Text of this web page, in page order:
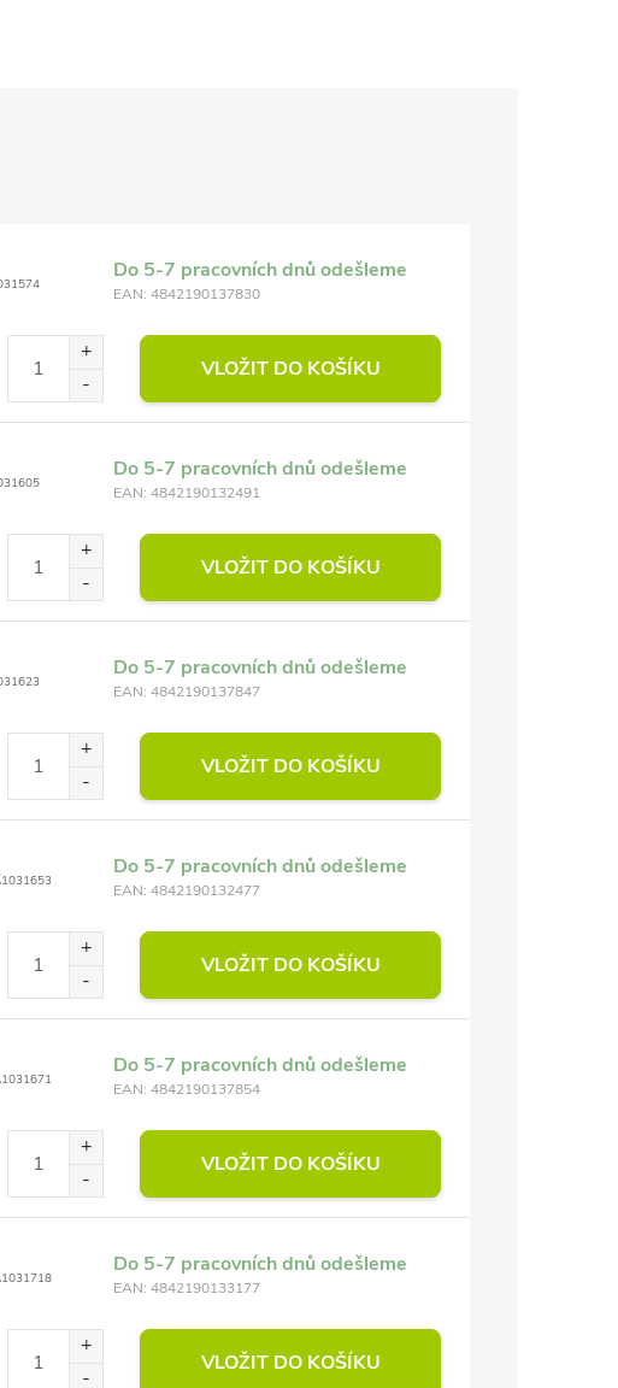
Do 5-7 pracovních dnů odešleme
EAN: 4842190137830
VLOŽIT DO KOŠÍKU
Do 5-7 pracovních dnů odešleme
EAN: 4842190132491
VLOŽIT DO KOŠÍKU
Do 5-7 pracovních dnů odešleme
EAN: 4842190137847
VLOŽIT DO KOŠÍKU
Do 5-7 pracovních dnů odešleme
EAN: 4842190132477
VLOŽIT DO KOŠÍKU
Do 5-7 pracovních dnů odešleme
EAN: 4842190137854
VLOŽIT DO KOŠÍKU
Do 5-7 pracovních dnů odešleme
EAN: 4842190133177
VLOŽIT DO KOŠÍKU